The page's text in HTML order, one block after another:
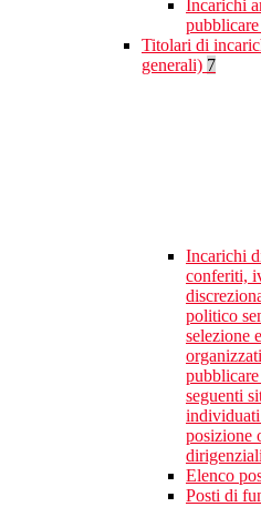
Incarichi
Titolari di
generali) 7
Incarichi
conferiti,
politico
selezione
seguenti
posizione
Elenco
Posti di